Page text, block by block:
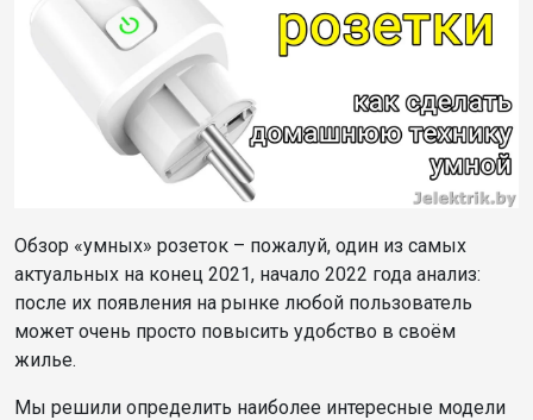
Обзор «умных» розеток – пожалуй, один из самых
актуальных на конец 2021, начало 2022 года анализ:
после их появления на рынке любой пользователь
может очень просто повысить удобство в своём
жилье.
Мы решили определить наиболее интересные модели